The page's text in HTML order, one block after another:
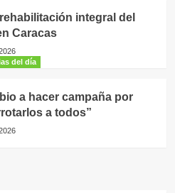
integral del
Caracas
del día
a hacer campaña por
a todos”